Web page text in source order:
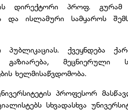
დირექტორი პროფ. გურამ
და ისლამური სამყაროს
პუბლიკაციას. ქვეყნდება
მეცნიერული
ხელმისაწვდომობა.
პროფესორ
სხვადასხვა